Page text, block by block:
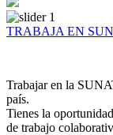
TRABAJA EN
Trabajar en la
país.
Tienes la
de trabajo